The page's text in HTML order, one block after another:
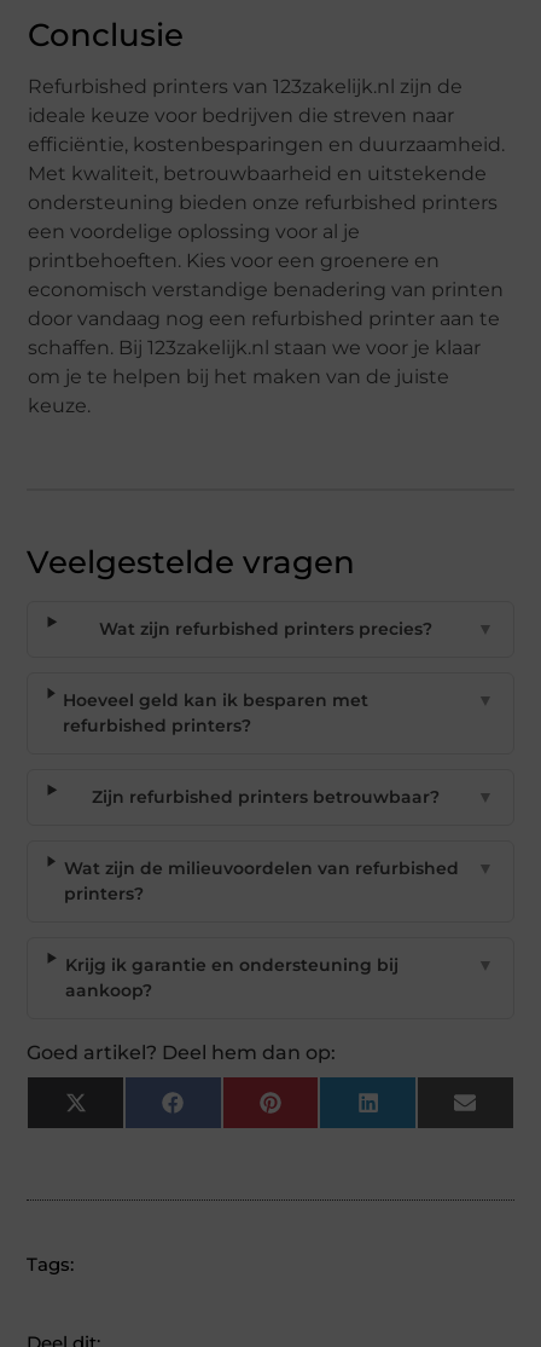
Conclusie
Refurbished printers van 123zakelijk.nl zijn de
ideale keuze voor bedrijven die streven naar
efficiëntie, kostenbesparingen en duurzaamheid.
Met kwaliteit, betrouwbaarheid en uitstekende
ondersteuning bieden onze refurbished printers
een voordelige oplossing voor al je
printbehoeften. Kies voor een groenere en
economisch verstandige benadering van printen
door vandaag nog een refurbished printer aan te
schaffen. Bij 123zakelijk.nl staan we voor je klaar
om je te helpen bij het maken van de juiste
keuze.
Veelgestelde vragen
Wat zijn refurbished printers precies? ▼
Hoeveel geld kan ik besparen met
refurbished printers?
▼
Zijn refurbished printers betrouwbaar? ▼
Wat zijn de milieuvoordelen van refurbished
printers?
▼
Krijg ik garantie en ondersteuning bij
aankoop?
▼
Goed artikel? Deel hem dan op:
X
(Twitter)
Facebook Pinterest LinkedIn Email
Tags: